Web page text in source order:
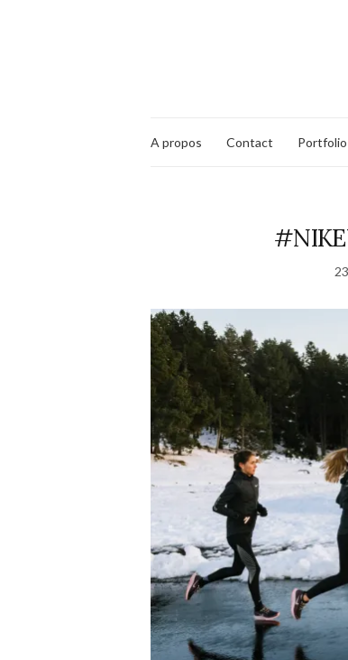
A propos Contact Portfolio